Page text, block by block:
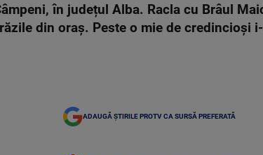
în județul Alba. Racla cu Brâul
din oraș. Peste o mie de credincioși
ADAUGĂ ȘTIRILE PROTV CA SURSĂ PREFERATĂ